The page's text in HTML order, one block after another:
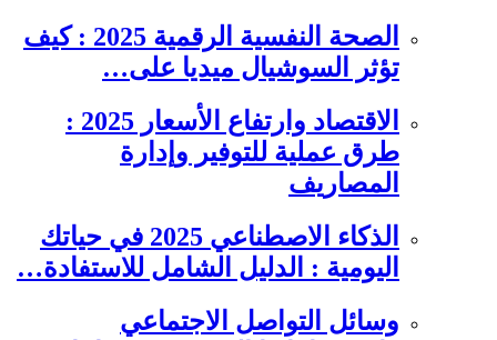
الصحة النفسية الرقمية 2025 : كيف
تؤثر السوشيال ميديا على…
الاقتصاد وارتفاع الأسعار 2025 :
طرق عملية للتوفير وإدارة
المصاريف
الذكاء الاصطناعي 2025 في حياتك
اليومية : الدليل الشامل للاستفادة…
وسائل التواصل الاجتماعي